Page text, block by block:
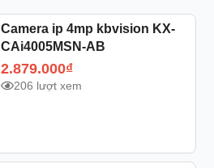
Camera ip 4mp kbvision KX-
CAi4005MSN-AB
2.879.000₫
206 lượt xem